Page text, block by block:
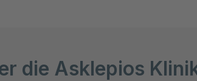
die Asklepios